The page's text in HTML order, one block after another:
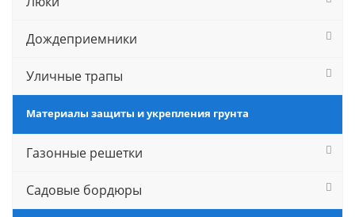
Дождеприемники
Уличные трапы
Материалы защиты и укрепления грунта
Газонные решетки
Садовые бордюры